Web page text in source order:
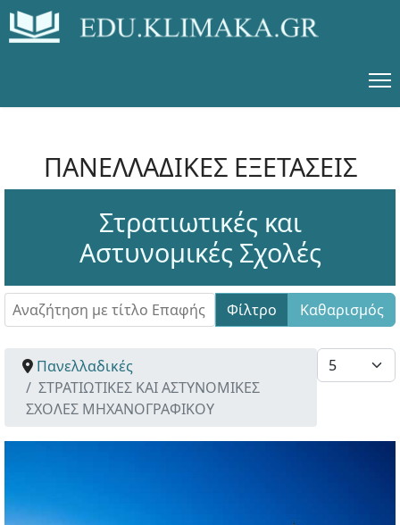
ΠΑΝΕΛΛΑΔΙΚΕΣ ΕΞΕΤΑΣΕΙΣ
Στρατιωτικές και
Αστυνομικές Σχολές
Αναζήτηση με τίτλο Επαφής Φίλτρο Καθαρισμός
Εμφάνιση #
Πανελλαδικές
ΣΤΡΑΤΙΩΤΙΚΕΣ ΚΑΙ ΑΣΤΥΝΟΜΙΚΕΣ
ΣΧΟΛΕΣ ΜΗΧΑΝΟΓΡΑΦΙΚΟΥ